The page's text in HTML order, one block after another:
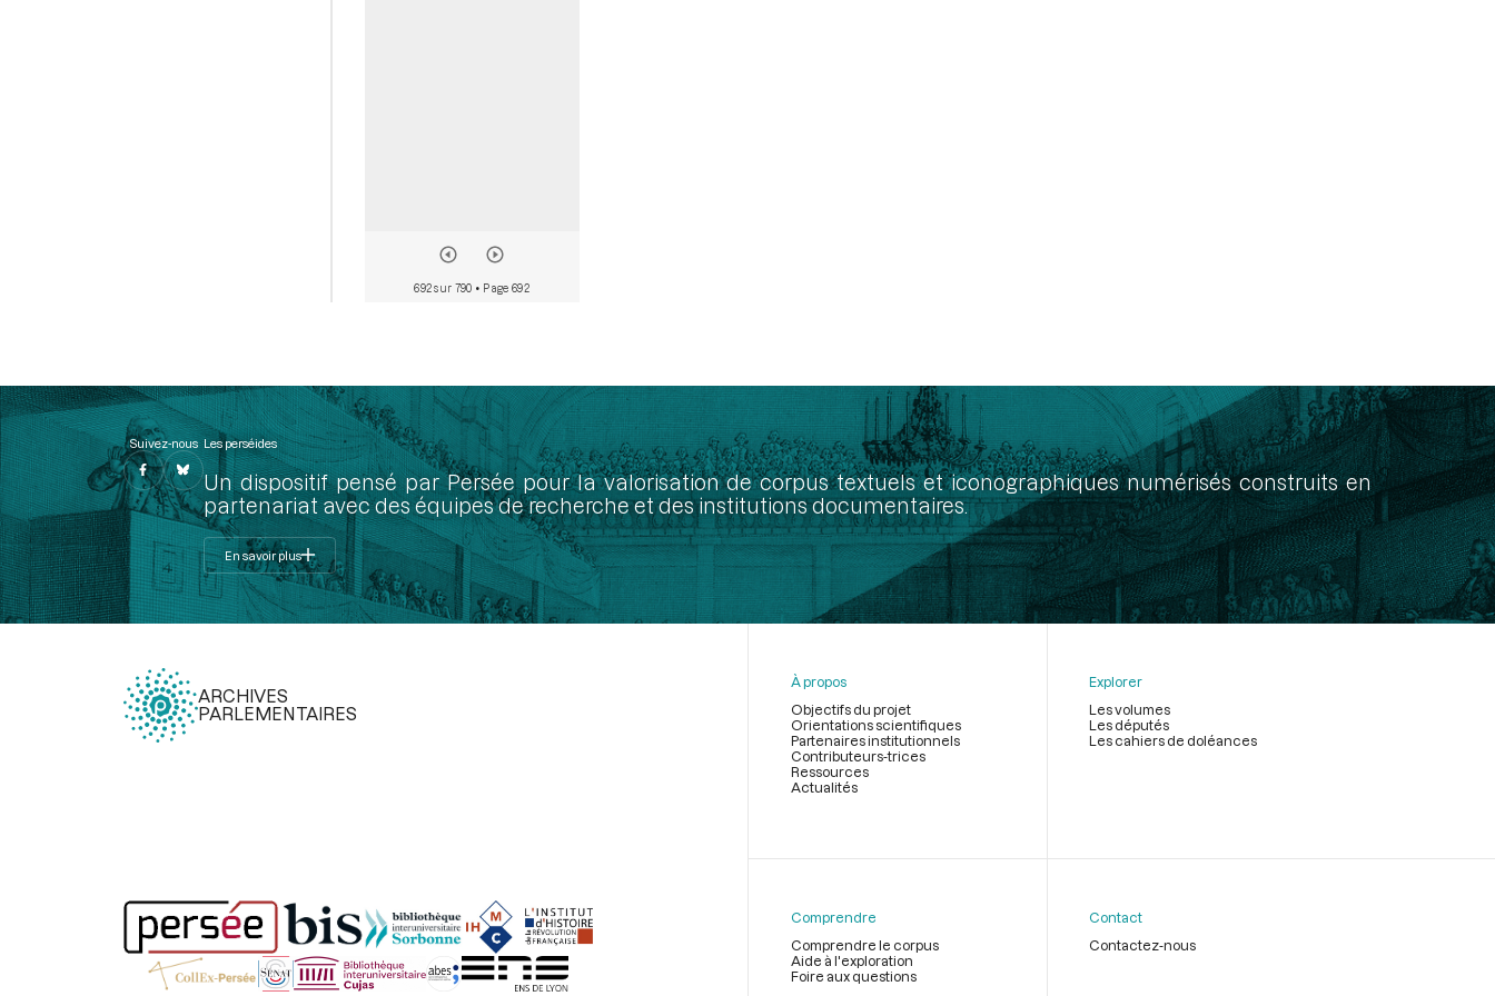
692 sur 790 • Page 692
Suivez-nous Les perséides
Un dispositif pensé par Persée pour la valorisation de corpus textuels et iconographiques numérisés construits en
partenariat avec des équipes de recherche et des institutions documentaires.
En savoir plus
ARCHIVES
PARLEMENTAIRES
page
À propos
Objectifs du projet
Orientations scientifiques
Partenaires institutionnels
Contributeurs-trices
Ressources
Actualités
Explorer
Les volumes
Les députés
Les cahiers de doléances
Comprendre
Comprendre le corpus
Aide à l'exploration
Foire aux questions
Contact
Contactez-nous